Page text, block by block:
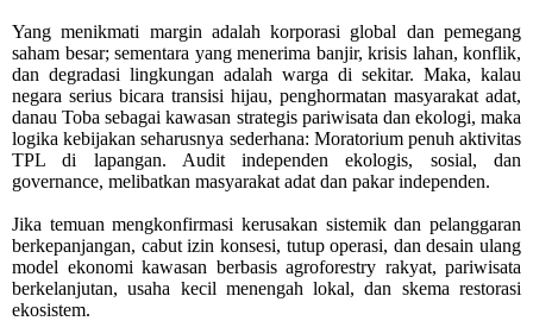
Yang menikmati margin adalah korporasi global dan pemegang
saham besar; sementara yang menerima banjir, krisis lahan, konflik,
dan degradasi lingkungan adalah warga di sekitar. Maka, kalau
negara serius bicara transisi hijau, penghormatan masyarakat adat,
danau Toba sebagai kawasan strategis pariwisata dan ekologi, maka
logika kebijakan seharusnya sederhana: Moratorium penuh aktivitas
TPL di lapangan. Audit independen ekologis, sosial, dan
governance, melibatkan masyarakat adat dan pakar independen.
Jika temuan mengkonfirmasi kerusakan sistemik dan pelanggaran
berkepanjangan, cabut izin konsesi, tutup operasi, dan desain ulang
model ekonomi kawasan berbasis agroforestry rakyat, pariwisata
berkelanjutan, usaha kecil menengah lokal, dan skema restorasi
ekosistem.